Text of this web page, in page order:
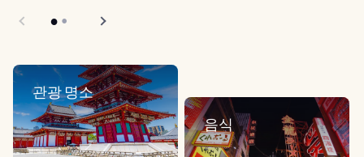
관광 명소
음식